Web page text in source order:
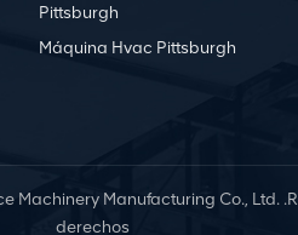
Pittsburgh
Máquina Hvac Pittsburgh
Machinery Manufacturing Co., Ltd.
derechos